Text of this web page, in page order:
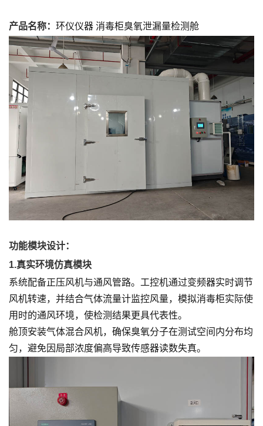
产品名称： 环仪仪器 消毒柜臭氧泄漏量检测舱
功能模块设计：
1.真实环境仿真模块
系统配备正压风机与通风管路。工控机通过变频器实时调节
风机转速，并结合气体流量计监控风量，模拟消毒柜实际使
用时的通风环境，使检测结果更具代表性。
舱顶安装气体混合风机，确保臭氧分子在测试空间内分布均
匀，避免因局部浓度偏高导致传感器读数失真。